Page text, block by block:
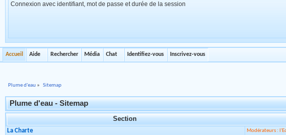
Connexion avec identifiant, mot de passe et durée de la session
Accueil Aide Rechercher Média Chat Identifiez-vous Inscrivez-vous
Plume d'eau » Sitemap
Plume d'eau - Sitemap
Section
La Charte Modérateurs :